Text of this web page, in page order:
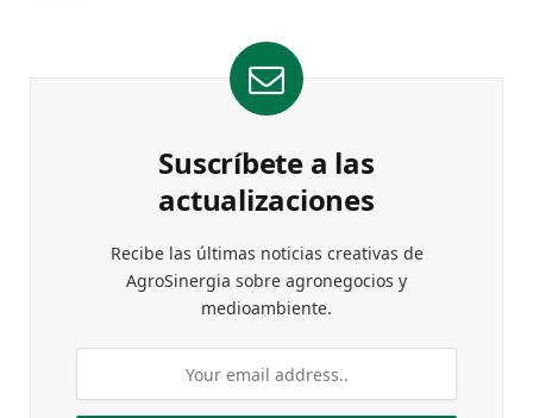
Suscríbete a las
actualizaciones
Recibe las últimas noticias creativas de
AgroSinergia sobre agronegocios y
medioambiente.